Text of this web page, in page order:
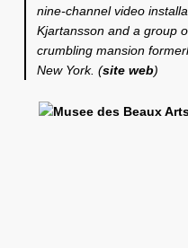
nine-channel video
Kjartansson and a group
crumbling mansion
New York. (site web)